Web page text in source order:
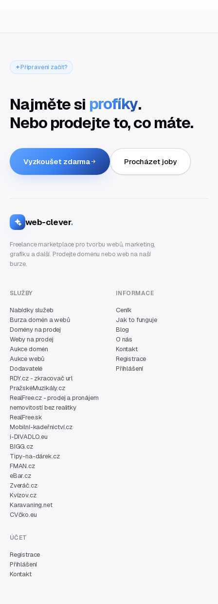
Připraveni začít?
Najměte si profíky.
Nebo prodejte to, co máte.
Vyzkoušet zdarma Procházet joby
web-clever.
Freelance marketplace pro tvorbu webů, marketing,
grafiku a další. Prodejte doménu nebo web na naší
burze.
SLUŽBY
Nabídky služeb
Burza domén a webů
Domény na prodej
Weby na prodej
Aukce domén
Aukce webů
Dodavatelé
RDY.cz - zkracovač url
PražskéMuzikály.cz
RealFree.cz - prodej a pronájem
nemovitostí bez realitky
RealFree.sk
Mobilní-kadeřnictví.cz
i-DIVADLO.eu
BIGG.cz
Tipy-na-dárek.cz
FMAN.cz
eBar.cz
Zveráč.cz
Kvízov.cz
Karavaning.net
CVčko.eu
INFORMACE
Ceník
Jak to funguje
Blog
O nás
Kontakt
Registrace
Přihlášení
ÚČET
Registrace
Přihlášení
Kontakt